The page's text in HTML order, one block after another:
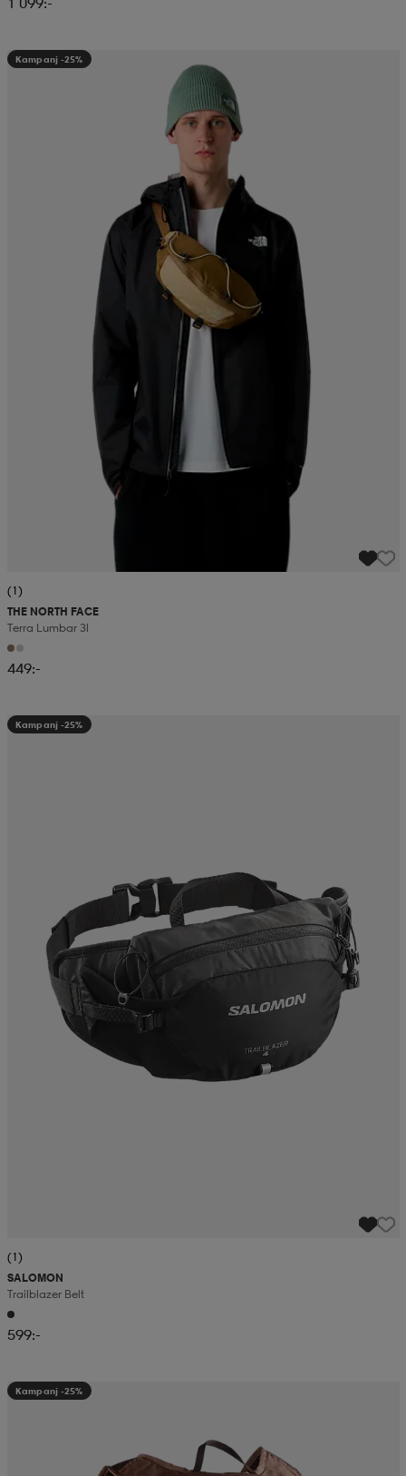
Kampanj -25%
(1)
THE NORTH FACE
Terra Lumbar 3l
449:-
Kampanj -25%
(1)
SALOMON
Trailblazer Belt
599:-
Kampanj -25%